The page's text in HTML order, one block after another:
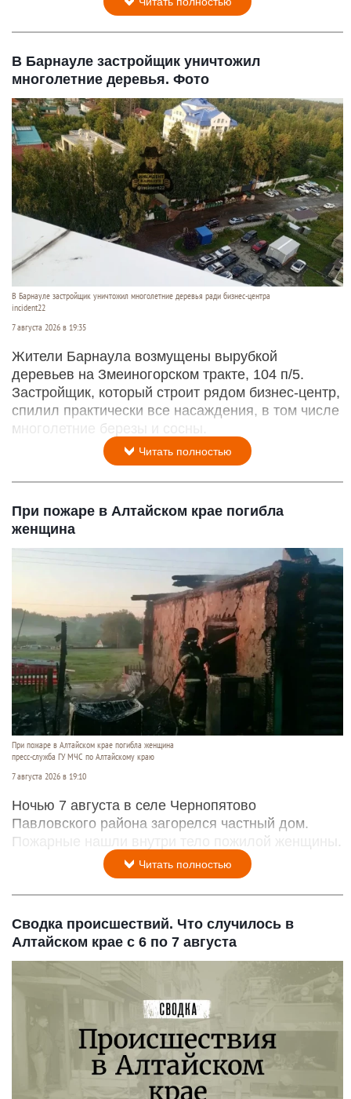
В Барнауле застройщик уничтожил
многолетние деревья. Фото
В Барнауле застройщик уничтожил многолетние деревья ради бизнес-центра
incident22
7 августа 2026 в 19:35
Жители Барнаула возмущены вырубкой
деревьев на Змеиногорском тракте, 104 п/5.
Застройщик, который строит рядом бизнес-центр,
спилил практически все насаждения, в том числе
многолетние березы и сосны.
Читать полностью
При пожаре в Алтайском крае погибла
женщина
При пожаре в Алтайском крае погибла женщина
пресс-служба ГУ МЧС по Алтайскому краю
7 августа 2026 в 19:10
Ночью 7 августа в селе Чернопятово
Павловского района загорелся частный дом.
Пожарные нашли внутри тело пожилой женщины.
Читать полностью
Сводка происшествий. Что случилось в
Алтайском крае с 6 по 7 августа